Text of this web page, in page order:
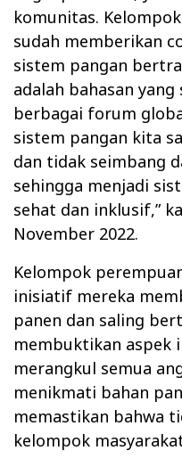
komunitas.
sudah memberikan
sistem pangan
adalah bahasan yang
berbagai forum
sistem pangan kita
dan tidak seimbang
sehingga menjadi
sehat dan inklusif,”
November 2022.
Kelompok
inisiatif mereka
panen dan saling
membuktikan aspek
merangkul semua
menikmati bahan
memastikan bahwa
kelompok